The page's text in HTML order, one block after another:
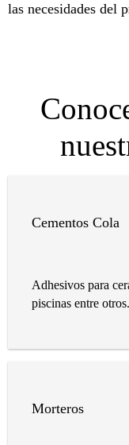
las necesidades del
Cementos Cola
Adhesivos para
piscinas entre otros.
Morteros